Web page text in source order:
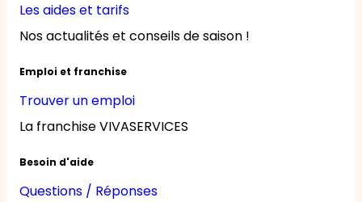
Les aides et tarifs
Nos actualités et conseils de saison !
Emploi et franchise
Trouver un emploi
La franchise VIVASERVICES
Besoin d'aide
Questions / Réponses